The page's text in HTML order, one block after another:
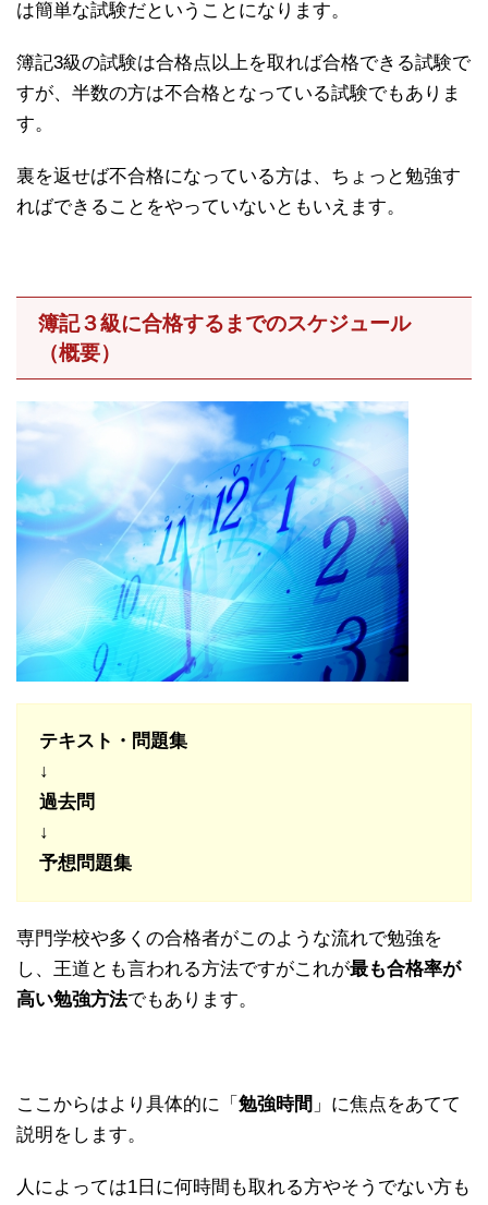
は簡単な試験だということになります。
簿記3級の試験は合格点以上を取れば合格できる試験で
すが、半数の方は不合格となっている試験でもありま
す。
裏を返せば不合格になっている方は、ちょっと勉強す
ればできることをやっていないともいえます。
簿記３級に合格するまでのスケジュール
（概要）
テキスト・問題集
↓
過去問
↓
予想問題集
専門学校や多くの合格者がこのような流れで勉強を
し、王道とも言われる方法ですがこれが最も合格率が
高い勉強方法でもあります。
ここからはより具体的に「 勉強時間 」に焦点をあてて
説明をします。
人によっては1日に何時間も取れる方やそうでない方も